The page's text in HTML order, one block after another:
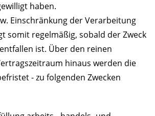
haben.
Einschränkung der Verarbeitung
somit regelmäßig, sobald der Zweck
ist. Über den reinen
hinaus werden die
- zu folgenden Zwecken